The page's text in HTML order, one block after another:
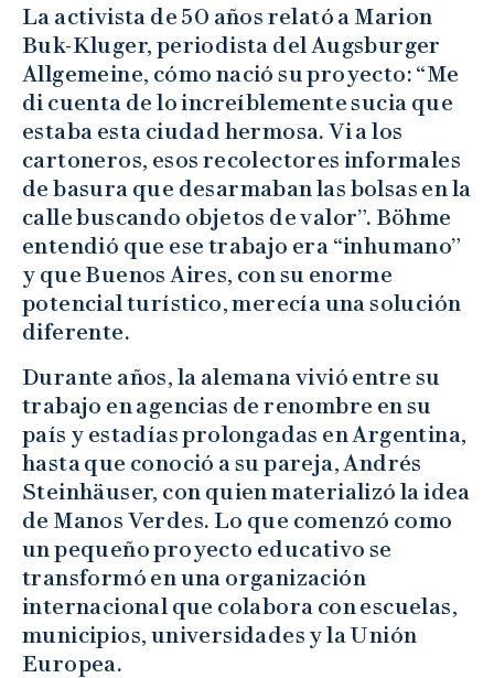
La activista de 50 años relató a Marion
Buk-Kluger, periodista del Augsburger
Allgemeine, cómo nació su proyecto: “Me
di cuenta de lo increíblemente sucia que
estaba esta ciudad hermosa. Vi a los
cartoneros, esos recolectores informales
de basura que desarmaban las bolsas en la
calle buscando objetos de valor”. Böhme
entendió que ese trabajo era “inhumano”
y que Buenos Aires, con su enorme
potencial turístico, merecía una solución
diferente.
Durante años, la alemana vivió entre su
trabajo en agencias de renombre en su
país y estadías prolongadas en Argentina,
hasta que conoció a su pareja, Andrés
Steinhäuser, con quien materializó la idea
de Manos Verdes. Lo que comenzó como
un pequeño proyecto educativo se
transformó en una organización
internacional que colabora con escuelas,
municipios, universidades y la Unión
Europea.